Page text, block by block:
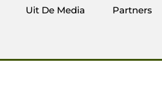
Uit De Media Partners